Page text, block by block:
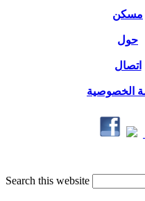
مسكن
حول
اتصال
الخصوصية
Search this website